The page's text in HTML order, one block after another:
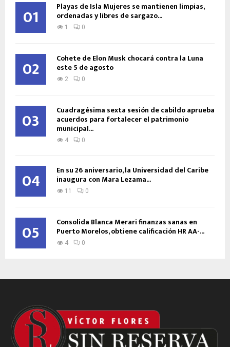
01 Playas de Isla Mujeres se mantienen limpias,
ordenadas y libres de sargazo...
1 0
02 Cohete de Elon Musk chocará contra la Luna
este 5 de agosto
2 0
03 Cuadragésima sexta sesión de cabildo aprueba
acuerdos para fortalecer el patrimonio
municipal...
4 0
04 En su 26 aniversario, la Universidad del Caribe
inaugura con Mara Lezama...
11 0
05 Consolida Blanca Merari finanzas sanas en
Puerto Morelos, obtiene calificación HR AA-...
4 0